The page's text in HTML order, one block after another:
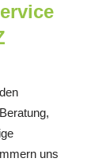
uns